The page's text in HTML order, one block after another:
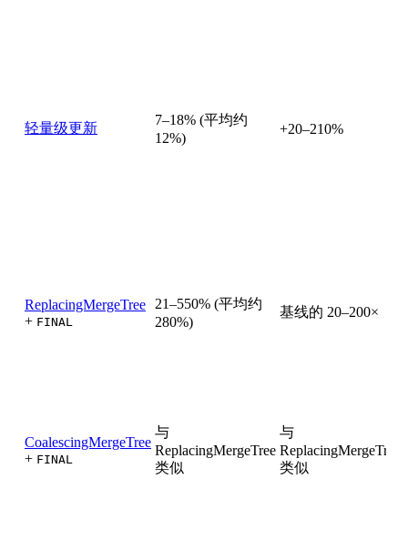
轻量级更新
7–18% (平均约
12%)
+20–210%
ReplacingMergeTree
+ FINAL
21–550% (平均约
280%)
基线的 20–200×
CoalescingMergeTree
+ FINAL
与
ReplacingMergeTree
类似
与
ReplacingMergeTree
类似